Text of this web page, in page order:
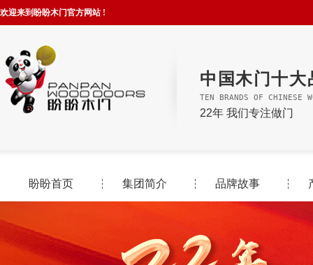
欢迎来到盼盼木门官方网站 !
中国木门十大
TEN BRANDS OF CHINESE
22年 我们专注做门
盼盼首页 集团简介 品牌故事